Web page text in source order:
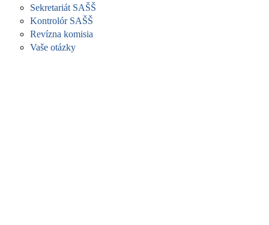
Sekretariát SAŠŠ
Kontrolór SAŠŠ
Revízna komisia
Vaše otázky